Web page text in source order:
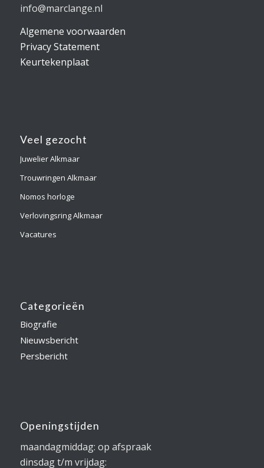
info@marclange.nl
Algemene voorwaarden
Privacy Statement
Keurtekenplaat
Veel gezocht
Juwelier Alkmaar
Trouwringen Alkmaar
Nomos horloge
Verlovingsring Alkmaar
Vacatures
Categorieën
Biografie
Nieuwsbericht
Persbericht
Openingstijden
maandagmiddag: op afspraak
dinsdag t/m vrijdag: